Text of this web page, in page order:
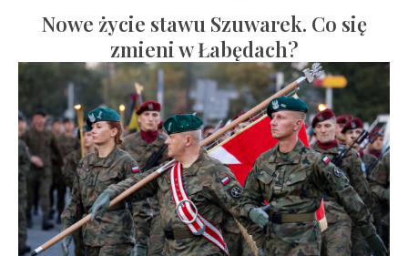
Nowe życie stawu Szuwarek. Co się
zmieni w Łabędach?